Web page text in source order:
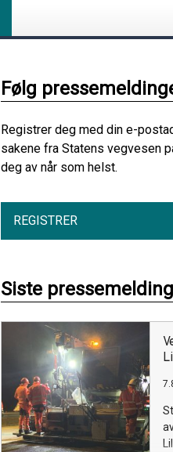
Følg
Registrer deg med din e-
sakene fra Statens vegvesen
deg av når som helst.
REGISTRER
Siste